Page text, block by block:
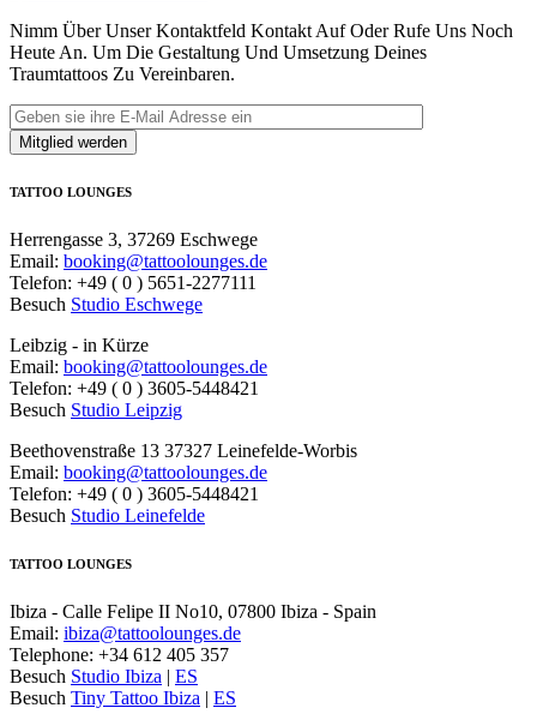
Nimm Über Unser Kontaktfeld Kontakt Auf Oder Rufe Uns Noch
Heute An. Um Die Gestaltung Und Umsetzung Deines
Traumtattoos Zu Vereinbaren.
TATTOO LOUNGES
Herrengasse 3, 37269 Eschwege
Email: booking@tattoolounges.de
Telefon: +49 ( 0 ) 5651-2277111
Besuch Studio Eschwege
Leibzig - in Kürze
Email: booking@tattoolounges.de
Telefon: +49 ( 0 ) 3605-5448421
Besuch Studio Leipzig
Beethovenstraße 13 37327 Leinefelde-Worbis
Email: booking@tattoolounges.de
Telefon: +49 ( 0 ) 3605-5448421
Besuch Studio Leinefelde
TATTOO LOUNGES
Ibiza - Calle Felipe II No10, 07800 Ibiza - Spain
Email: ibiza@tattoolounges.de
Telephone: +34 612 405 357
Besuch Studio Ibiza | ES
Besuch Tiny Tattoo Ibiza | ES